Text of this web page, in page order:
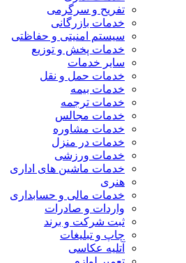
تفریح و سرگرمی
خدمات بازرگانی
سیستم امنیتی و حفاظتی
خدمات پخش و توزیع
سایر خدمات
خدمات حمل و نقل
خدمات بیمه
خدمات ترجمه
خدمات مجالس
خدمات مشاوره
خدمات در منزل
خدمات ورزشی
خدمات ماشین های اداری
هنری
خدمات مالی و حسابداری
واردات و صادرات
ثبت شرکت و برند
چاپ و تبلیغات
آتلیه عکاسی